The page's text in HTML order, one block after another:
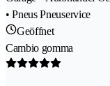
• Pneus Pneuservice
Geöffnet
Cambio gomma